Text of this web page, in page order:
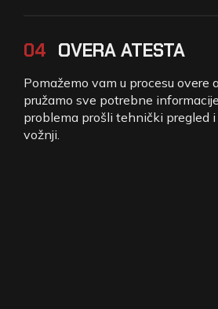
04 OVERA ATESTA
Pomažemo vam u procesu overe
pružamo sve potrebne
problema prošli tehnički pregled i
vožnji.